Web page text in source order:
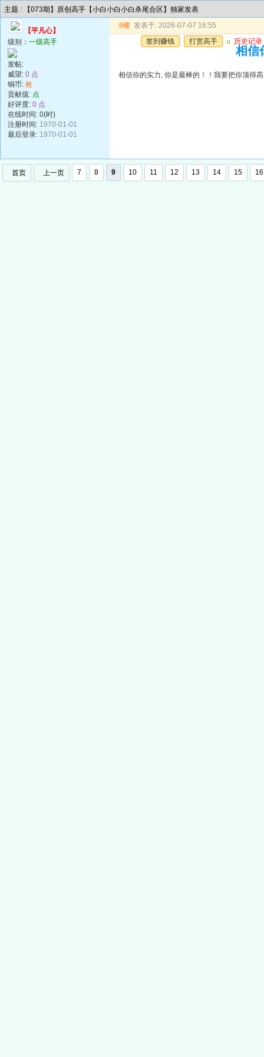
主题 : 【073期】原创高手【小白小白小白杀尾合区】独家发表
【平凡心】
级别： 一级高手
发帖:
威望: 0 点
铜币: 枚
贡献值: 点
好评度: 0 点
在线时间: 0(时)
注册时间: 1970-01-01
最后登录: 1970-01-01
8楼 发表于: 2026-07-07 16:55
签到赚钱
打赏高手 u 历史记录
相信
相信你的实力, 你是最棒的！！我要把你顶得
首页 上一页 7 8 9 10 11 12 13 14 15 16